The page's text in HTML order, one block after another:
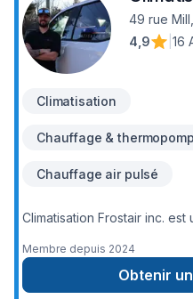
49 rue
4,9
16
Climatisation
Chauffage &
Chauffage air pulsé
Climatisation Frostair inc.
l’entretien de systèmes de
les secteurs résidentiels et
Francis Robidoux, un expert
Membre depuis 2024
Obtenir